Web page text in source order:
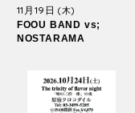
11月19日 (木)
FOOU BAND vs;
NOSTARAMA